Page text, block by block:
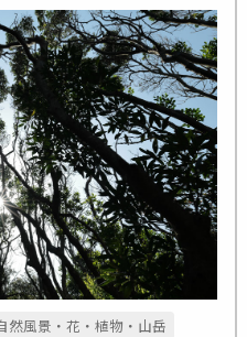
然風景・花・植物・山岳